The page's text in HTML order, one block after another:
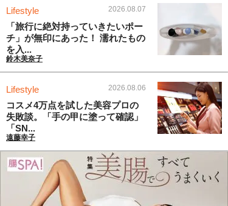
Lifestyle 2026.08.07
「旅行に絶対持っていきたいポー
チ」が無印にあった！ 濡れたもの
を入...
鈴木美奈子
Lifestyle 2026.08.06
コスメ4万点を試した美容プロの
失敗談。「手の甲に塗って確認」
「SN...
遠藤幸子